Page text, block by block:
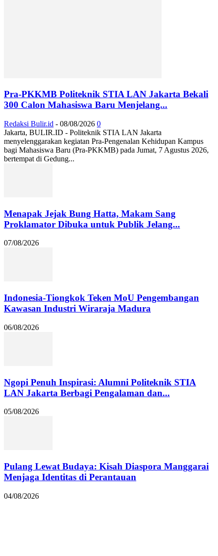
Pra-PKKMB Politeknik STIA LAN Jakarta Bekali
300 Calon Mahasiswa Baru Menjelang...
Redaksi Bulir.id - 08/08/2026 0
Jakarta, BULIR.ID - Politeknik STIA LAN Jakarta
menyelenggarakan kegiatan Pra-Pengenalan Kehidupan Kampus
bagi Mahasiswa Baru (Pra-PKKMB) pada Jumat, 7 Agustus 2026,
bertempat di Gedung...
Menapak Jejak Bung Hatta, Makam Sang
Proklamator Dibuka untuk Publik Jelang...
07/08/2026
Indonesia-Tiongkok Teken MoU Pengembangan
Kawasan Industri Wiraraja Madura
06/08/2026
Ngopi Penuh Inspirasi: Alumni Politeknik STIA
LAN Jakarta Berbagi Pengalaman dan...
05/08/2026
Pulang Lewat Budaya: Kisah Diaspora Manggarai
Menjaga Identitas di Perantauan
04/08/2026